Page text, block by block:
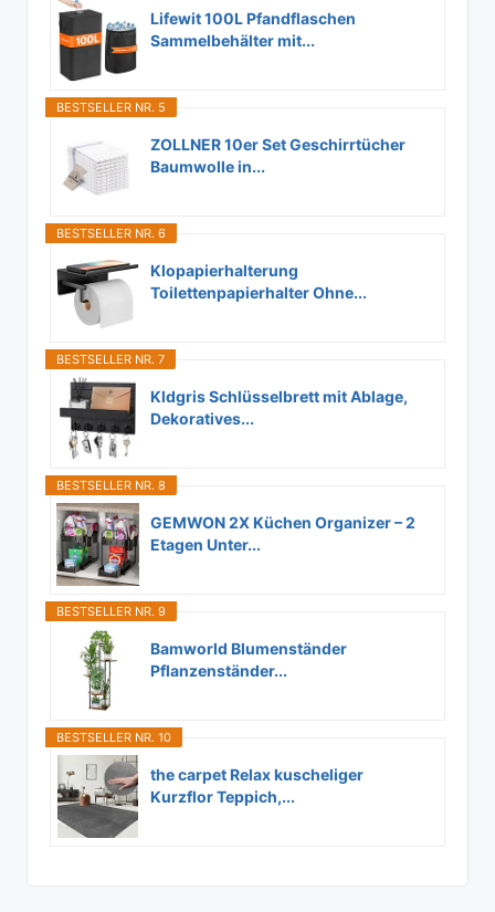
Lifewit 100L Pfandflaschen
Sammelbehälter mit...
BESTSELLER NR. 5
ZOLLNER 10er Set Geschirrtücher
Baumwolle in...
BESTSELLER NR. 6
Klopapierhalterung
Toilettenpapierhalter Ohne...
BESTSELLER NR. 7
Kldgris Schlüsselbrett mit Ablage,
Dekoratives...
BESTSELLER NR. 8
GEMWON 2X Küchen Organizer – 2
Etagen Unter...
BESTSELLER NR. 9
Bamworld Blumenständer
Pflanzenständer...
BESTSELLER NR. 10
the carpet Relax kuscheliger
Kurzflor Teppich,...